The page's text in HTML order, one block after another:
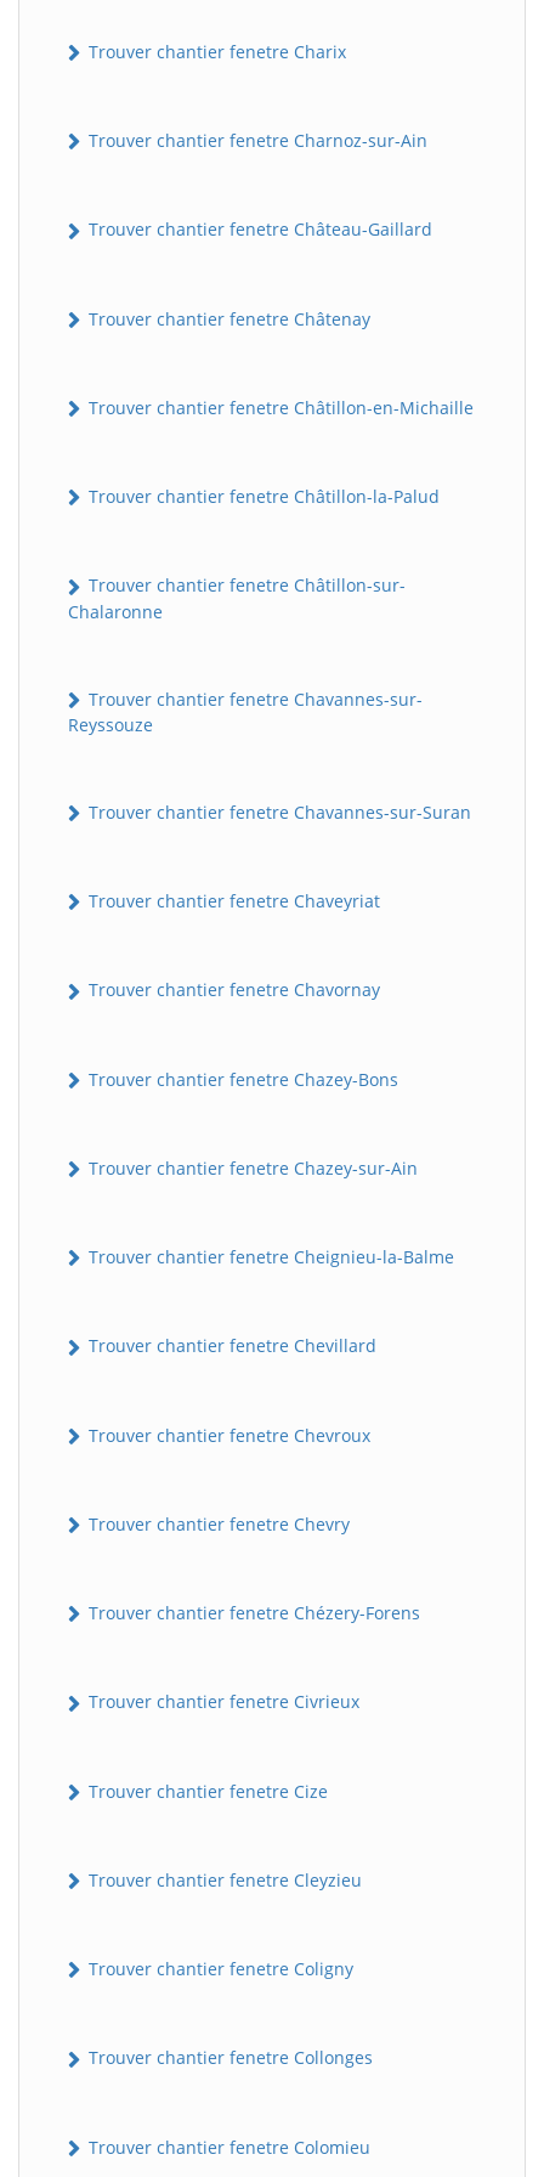
Trouver chantier fenetre Charix
Trouver chantier fenetre Charnoz-sur-Ain
Trouver chantier fenetre Château-Gaillard
Trouver chantier fenetre Châtenay
Trouver chantier fenetre Châtillon-en-Michaille
Trouver chantier fenetre Châtillon-la-Palud
Trouver chantier fenetre Châtillon-sur-
Chalaronne
Trouver chantier fenetre Chavannes-sur-
Reyssouze
Trouver chantier fenetre Chavannes-sur-Suran
Trouver chantier fenetre Chaveyriat
Trouver chantier fenetre Chavornay
Trouver chantier fenetre Chazey-Bons
Trouver chantier fenetre Chazey-sur-Ain
Trouver chantier fenetre Cheignieu-la-Balme
Trouver chantier fenetre Chevillard
Trouver chantier fenetre Chevroux
Trouver chantier fenetre Chevry
Trouver chantier fenetre Chézery-Forens
Trouver chantier fenetre Civrieux
Trouver chantier fenetre Cize
Trouver chantier fenetre Cleyzieu
Trouver chantier fenetre Coligny
Trouver chantier fenetre Collonges
Trouver chantier fenetre Colomieu